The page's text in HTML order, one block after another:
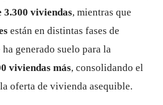
3.300 viviendas, mientras que
están en distintas fases de
generado suelo para la
viviendas más, consolidando el
oferta de vivienda asequible.